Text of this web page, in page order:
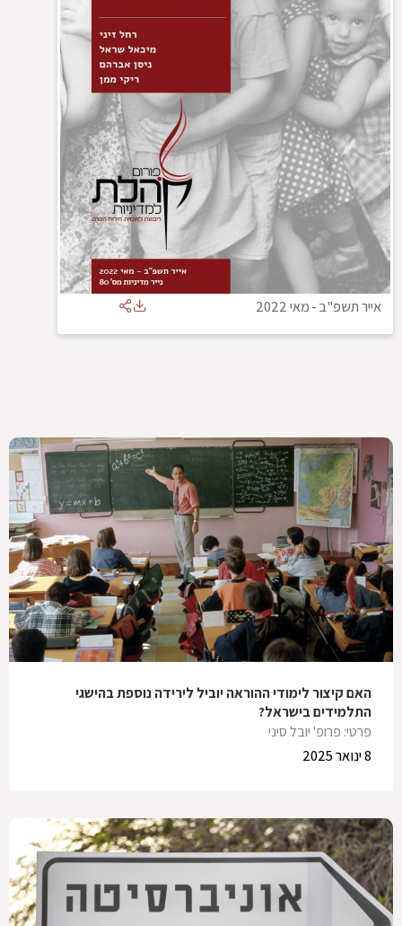
אייר תשפ"ב-מאי 2022
האם קיצור לימודי ההוראה יוביל לירידה נוספת בהישגי
התלמידים בישראל?
פרטי: פרופ' יובל סיני
8 ינואר 2025